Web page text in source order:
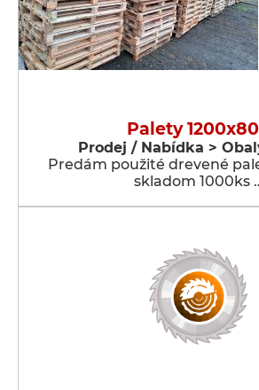
Palety
Prodej / Nabídka >
Predám použité drevené
skladom 1000ks